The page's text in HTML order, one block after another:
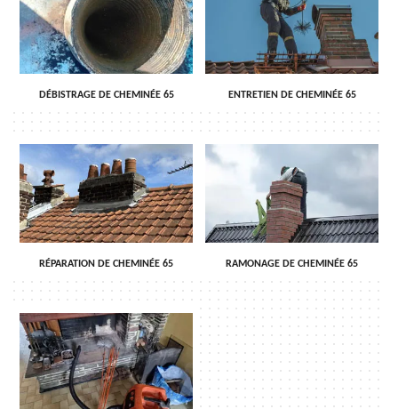
DÉBISTRAGE DE CHEMINÉE 65 ENTRETIEN DE CHEMINÉE 65
RÉPARATION DE CHEMINÉE 65 RAMONAGE DE CHEMINÉE 65